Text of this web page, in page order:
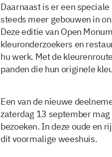
Daarnaast is er een
steeds meer gebouwen in
Deze editie van Open
kleuronderzoekers en
hu werk. Met de
panden die hun originele
Een van de nieuwe
zaterdag 13 september
bezoeken. In deze oude en
dit voormalige weeshuis.